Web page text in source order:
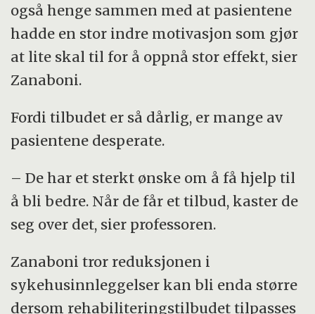
også henge sammen med at pasientene
hadde en stor indre motivasjon som gjør
at lite skal til for å oppnå stor effekt, sier
Zanaboni.
Fordi tilbudet er så dårlig, er mange av
pasientene desperate.
– De har et sterkt ønske om å få hjelp til
å bli bedre. Når de får et tilbud, kaster de
seg over det, sier professoren.
Zanaboni tror reduksjonen i
sykehusinnleggelser kan bli enda større
dersom rehabiliteringstilbudet tilpasses